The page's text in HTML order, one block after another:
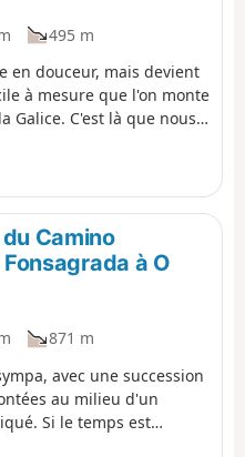
495 m
en douceur, mais devient
à mesure que l'on monte
Galice. C'est là que nous
à travers la Galice vers
C'est une longue
rencontres intéressantes
tout au long du
de région est également
et les villages
Camino
à O
871 m
avec une succession
au milieu d'un
Si le temps est